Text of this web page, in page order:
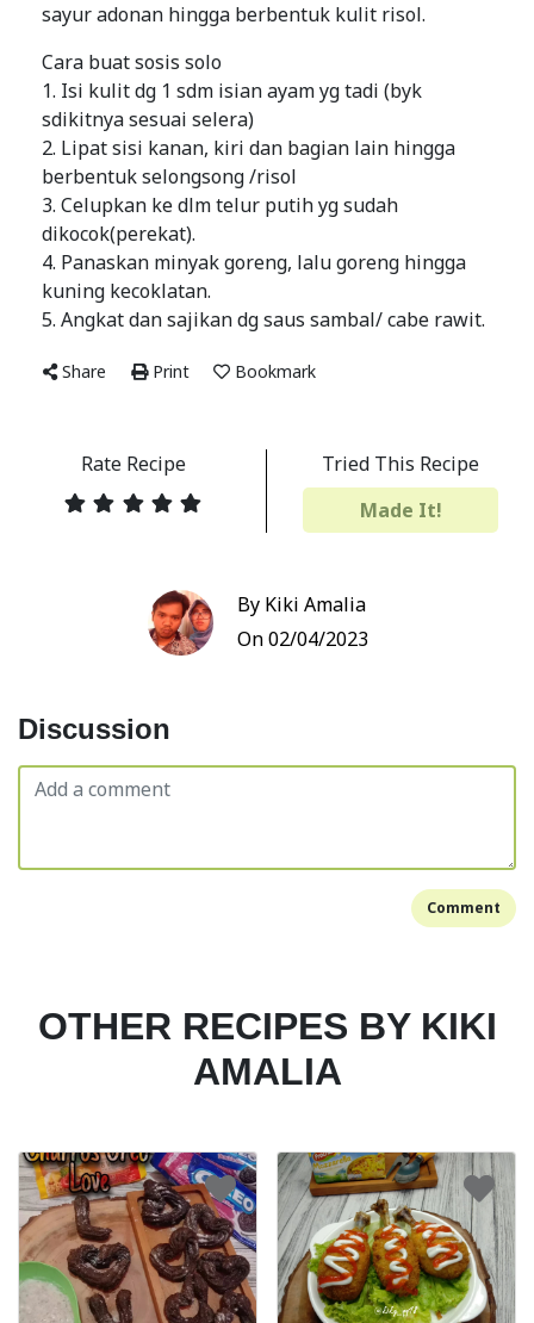
sayur adonan hingga berbentuk kulit risol.
Cara buat sosis solo
1. Isi kulit dg 1 sdm isian ayam yg tadi (byk
sdikitnya sesuai selera)
2. Lipat sisi kanan, kiri dan bagian lain hingga
berbentuk selongsong /risol
3. Celupkan ke dlm telur putih yg sudah
dikocok(perekat).
4. Panaskan minyak goreng, lalu goreng hingga
kuning kecoklatan.
5. Angkat dan sajikan dg saus sambal/ cabe rawit.
Share Print Bookmark
Rate Recipe
Tried This Recipe
Made It!
By Kiki Amalia
On 02/04/2023
Discussion
Comment
OTHER RECIPES BY KIKI
AMALIA